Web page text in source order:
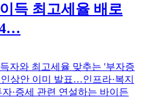
득 최고세율 배로
자와 최고세율 맞추는 '부자증
상안 이미 발표…인프라·복지
·증세 관련 연설하는 바이든